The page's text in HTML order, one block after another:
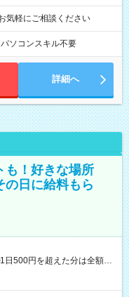
気軽にご相談ください
パソコンスキル不要
詳細へ
も！好きな場所
日に給料もら
す ★日払いOK！
GET♪ お仕事後はコンビニ